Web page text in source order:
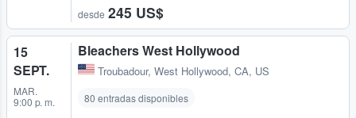
desde 245 US$
15
SEPT.
MAR.
9:00 p. m.
Bleachers West Hollywood
Troubadour, West Hollywood, CA, US
80 entradas disponibles